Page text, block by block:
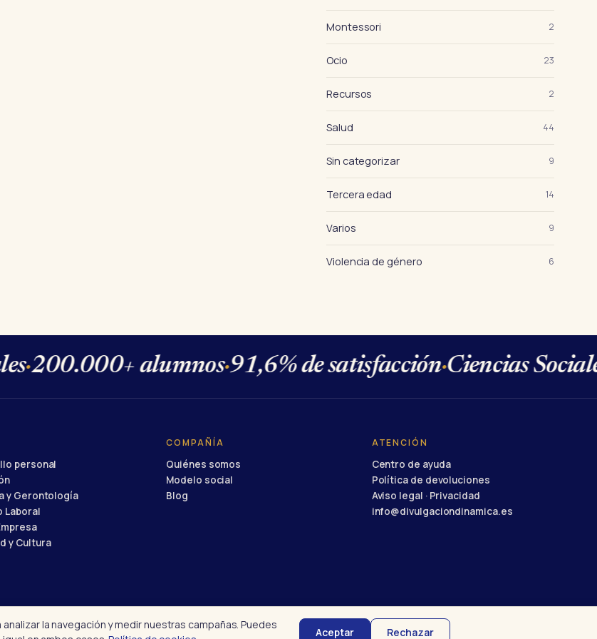
Montessori 2
Ocio 23
Recursos 2
Salud 44
Sin categorizar 9
Tercera edad 14
Varios 9
Violencia de género 6
·200.000+ alumnos·91,6% de satisfacción·Ciencias Sociales·
personal
y Gerontología
Laboral
y Cultura
COMPAÑÍA
Quiénes somos
Modelo social
Blog
ATENCIÓN
Centro de ayuda
Política de devoluciones
Aviso legal · Privacidad
info@divulgaciondinamica.es
Acreditado · Junta de Andalucía ISO 9001
la navegación y medir nuestras campañas. Puedes
Aceptar Rechazar